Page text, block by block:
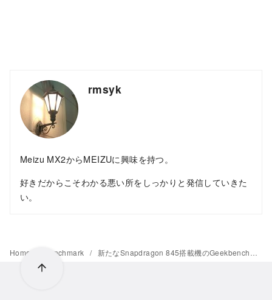
rmsyk
Meizu MX2からMEIZUに興味を持つ。
好きだからこそわかる悪い所をしっかりと発信していきた
い。
Home Benchmark 新たなSnapdragon 845搭載機のGeekbench結果が流出。皆が期待するパフォーマンスは出ていない様子